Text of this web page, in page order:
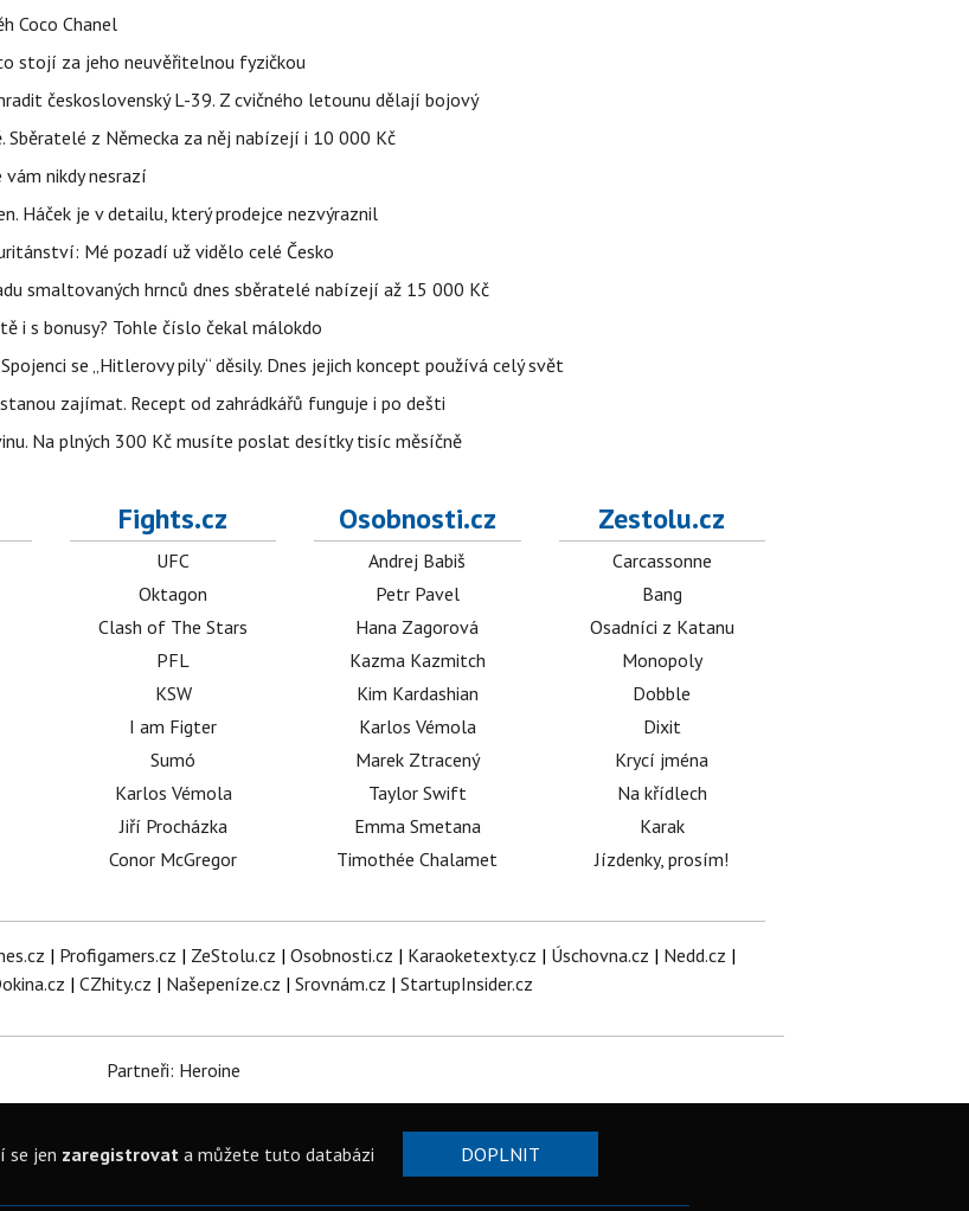
Coco Chanel
stojí za jeho neuvěřitelnou fyzičkou
československý L-39. Z cvičného letounu dělají bojový
Sběratelé z Německa za něj nabízejí i 10 000 Kč
nikdy nesrazí
Háček je v detailu, který prodejce nezvýraznil
Mé pozadí už vidělo celé Česko
smaltovaných hrnců dnes sběratelé nabízejí až 15 000 Kč
i s bonusy? Tohle číslo čekal málokdo
se „Hitlerovy pily“ děsily. Dnes jejich koncept používá celý svět
zajímat. Recept od zahrádkářů funguje i po dešti
Na plných 300 Kč musíte poslat desítky tisíc měsíčně
Fights.cz
UFC
Oktagon
Clash of The Stars
PFL
KSW
I am Figter
Sumó
Karlos Vémola
Jiří Procházka
Conor McGregor
Osobnosti.cz
Andrej Babiš
Petr Pavel
Hana Zagorová
Kazma Kazmitch
Kim Kardashian
Karlos Vémola
Marek Ztracený
Taylor Swift
Emma Smetana
Timothée Chalamet
Zestolu.cz
Carcassonne
Bang
Osadníci z Katanu
Monopoly
Dobble
Dixit
Krycí jména
Na křídlech
Karak
Jízdenky, prosím!
| Profigamers.cz | ZeStolu.cz | Osobnosti.cz | Karaoketexty.cz | Úschovna.cz | Nedd.cz |
| CZhity.cz | Našepeníze.cz | Srovnám.cz | StartupInsider.cz
Partneři: Heroine
se jen zaregistrovata můžete tuto databázi DOPLNIT